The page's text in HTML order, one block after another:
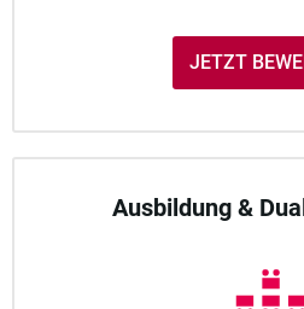
JETZT
Ausbildung &